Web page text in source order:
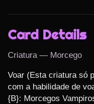
Card Details
Criatura — Morcego
Voar (Esta criatura só
com a habilidade de
{B}: Morcegos